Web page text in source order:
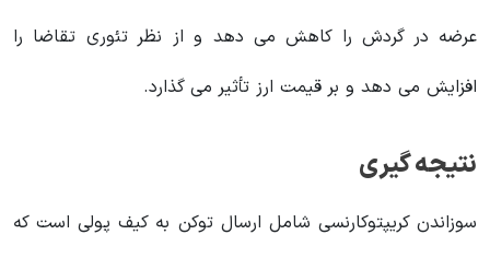
عرضه در گردش را کاهش می دهد و از نظر تئوری تقاضا را
افزایش می دهد و بر قیمت ارز تأثیر می گذارد.
نتیجه گیری
سوزاندن کریپتوکارنسی شامل ارسال توکن به کیف پولی است که